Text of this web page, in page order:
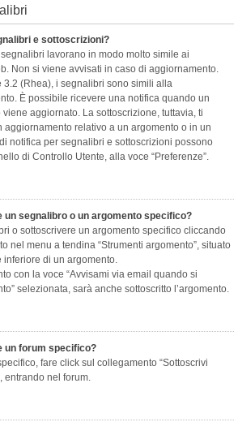
e sottoscrizioni?
lavorano in modo molto simile ai
Non si viene avvisati in caso di aggiornamento.
3.2 (Rhea), i segnalibri sono simili alla
È possibile ricevere una notifica quando un
aggiornato. La sottoscrizione, tuttavia, ti
aggiornamento relativo a un argomento o in un
notifica per segnalibri e sottoscrizioni possono
di Controllo Utente, alla voce “Preferenze”.
segnalibro o un argomento specifico?
o sottoscrivere un argomento specifico cliccando
nel menu a tendina “Strumenti argomento”, situato
di un argomento.
con la voce “Avvisami via email quando si
selezionata, sarà anche sottoscritto l’argomento.
un forum specifico?
fare click sul collegamento “Sottoscrivi
entrando nel forum.